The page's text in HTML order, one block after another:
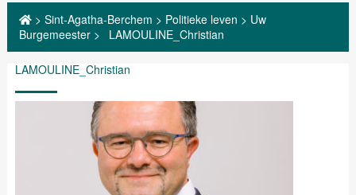
> Sint-Agatha-Berchem > Politieke leven > Uw
Burgemeester> LAMOULINE_Christian
LAMOULINE_Christian